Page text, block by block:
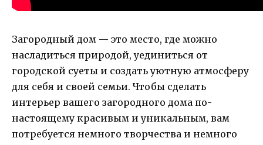
Загородный дом — это место, где можно
насладиться природой, уединиться от
городской суеты и создать уютную атмосферу
для себя и своей семьи. Чтобы сделать
интерьер вашего загородного дома по-
настоящему красивым и уникальным, вам
потребуется немного творчества и немного